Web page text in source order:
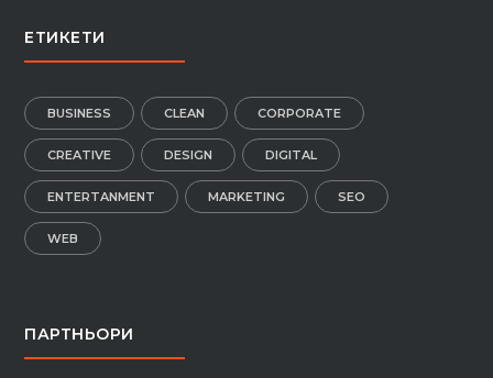
ЕТИКЕТИ
BUSINESS CLEAN CORPORATE
CREATIVE DESIGN DIGITAL
ENTERTANMENT MARKETING SEO
WEB
ПАРТНЬОРИ